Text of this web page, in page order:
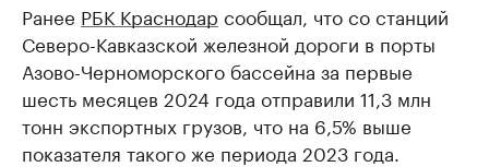
Ранее РБК Краснодар сообщал, что со станций
Северо-Кавказской железной дороги в порты
Азово-Черноморского бассейна за первые
шесть месяцев 2024 года отправили 11,3 млн
тонн экспортных грузов, что на 6,5% выше
показателя такого же периода 2023 года.